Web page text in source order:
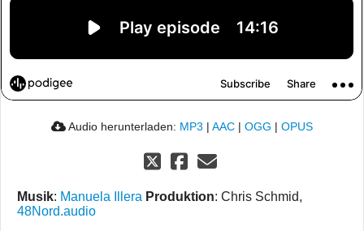
Audio herunterladen: MP3 | AAC | OGG | OPUS
Musik: Manuela Illera Produktion: Chris Schmid,
48Nord.audio